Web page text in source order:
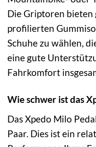
Die Griptoren bieten
profilierten
Schuhe zu wählen,
eine gute
Fahrkomfort
Wie schwer ist das
Das Xpedo Milo
Paar. Dies ist ein